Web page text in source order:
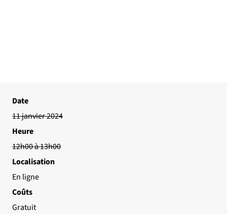
Date
11 janvier 2024
Heure
12h00 à 13h00
Localisation
En ligne
Coûts
Gratuit